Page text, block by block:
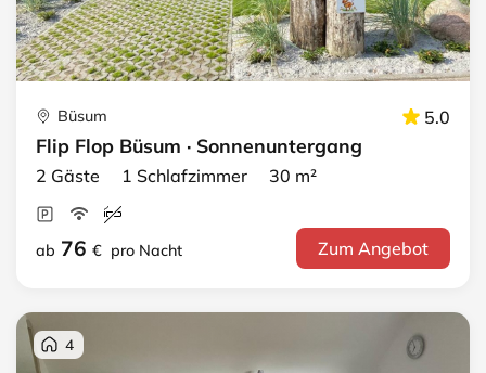
Büsum 5.0
Flip Flop Büsum · Sonnenuntergang
2 Gäste 1 Schlafzimmer 30 m²
ab 76 € pro Nacht Zum Angebot
4